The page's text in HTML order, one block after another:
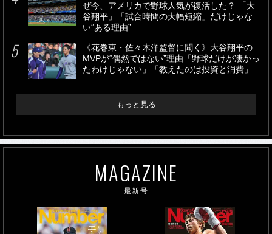
ぜ今、アメリカで野球人気が復活した？ 「大
谷翔平」「試合時間の大幅短縮」だけじゃな
い“ある理由”
《花巻東・佐々木洋監督に聞く》大谷翔平の
MVPが“偶然ではない”理由「野球だけが凄かっ
たわけじゃない」「教えたのは投資と消費」
もっと見る
MAGAZINE
最新号